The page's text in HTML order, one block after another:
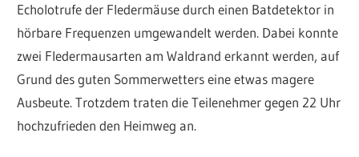
Echolotrufe der Fledermäuse durch einen Batdetektor in
hörbare Frequenzen umgewandelt werden. Dabei konnte
zwei Fledermausarten am Waldrand erkannt werden, auf
Grund des guten Sommerwetters eine etwas magere
Ausbeute. Trotzdem traten die Teilenehmer gegen 22 Uhr
hochzufrieden den Heimweg an.